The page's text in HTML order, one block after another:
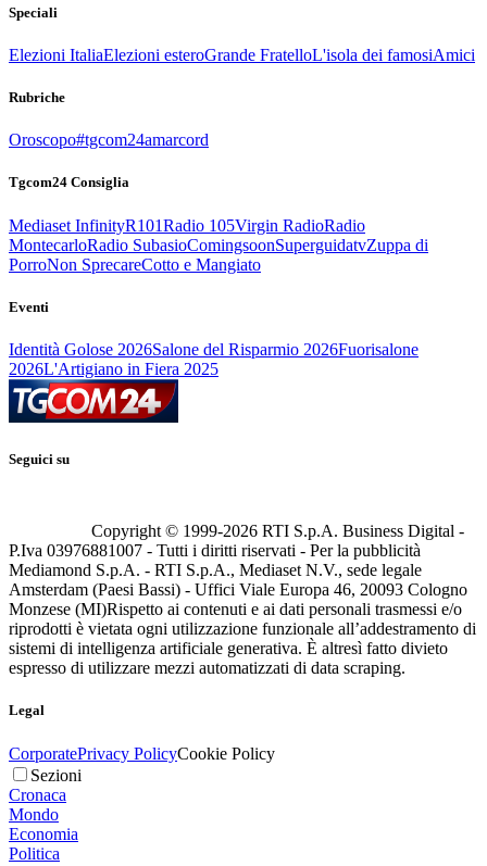
Speciali
Elezioni ItaliaElezioni esteroGrande FratelloL'isola dei famosiAmici
Rubriche
Oroscopo#tgcom24amarcord
Tgcom24 Consiglia
Mediaset InfinityR101Radio 105Virgin RadioRadio
MontecarloRadio SubasioComingsoonSuperguidatvZuppa di
PorroNon SprecareCotto e Mangiato
Eventi
Identità Golose 2026Salone del Risparmio 2026Fuorisalone
2026L'Artigiano in Fiera 2025
Seguici su
Copyright © 1999-2026 RTI S.p.A. Business Digital -
P.Iva 03976881007 - Tutti i diritti riservati - Per la pubblicità
Mediamond S.p.A. - RTI S.p.A., Mediaset N.V., sede legale
Amsterdam (Paesi Bassi) - Uffici Viale Europa 46, 20093 Cologno
Monzese (MI)Rispetto ai contenuti e ai dati personali trasmessi e/o
riprodotti è vietata ogni utilizzazione funzionale all’addestramento di
sistemi di intelligenza artificiale generativa. È altresì fatto divieto
espresso di utilizzare mezzi automatizzati di data scraping.
Legal
CorporatePrivacy PolicyCookie Policy
Sezioni
Cronaca
Mondo
Economia
Politica